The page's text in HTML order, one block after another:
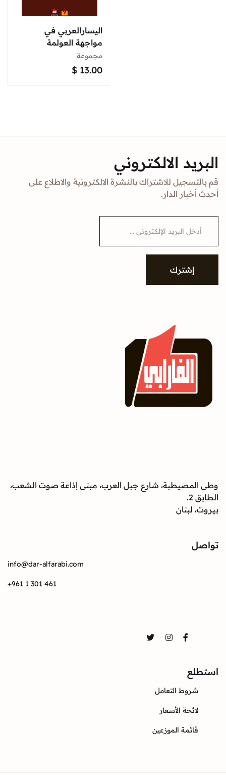
اليسارالعربي في
مواجهة العولمة
النيوليبرالية
مجموعة
$ 13.00
البريد الالكتروني
قم بالتسجيل للاشتراك بالنشرة الالكترونية والاطلاع على
أحدث أخبار الدار.
i
إشترك
وطى المصيطبة، شارع جبل العرب، مبنى إذاعة صوت الشعب،
الطابق 2.
بيروت، لبنان
تواصل
info@dar-alfarabi.com
+961 1 301 461
Facebook
Instagram
Twitter
استطلع
شروط التعامل
لائحة الأسعار
قائمة الموزعين